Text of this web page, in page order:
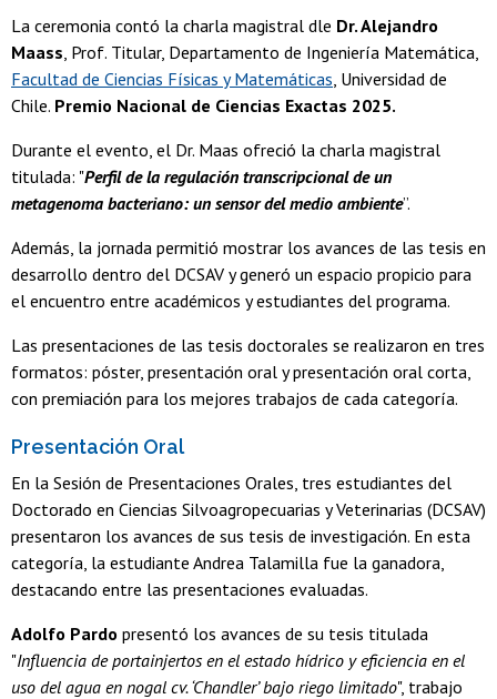
La ceremonia contó la charla magistral dle Dr. Alejandro
Maass, Prof. Titular, Departamento de Ingeniería Matemática,
Facultad de Ciencias Físicas y Matemáticas, Universidad de
Chile. Premio Nacional de Ciencias Exactas 2025.
Durante el evento, el Dr. Maas ofreció la charla magistral
titulada: "Perfil de la regulación transcripcional de un
metagenoma bacteriano: un sensor del medio ambiente”.
Además, la jornada permitió mostrar los avances de las tesis en
desarrollo dentro del DCSAV y generó un espacio propicio para
el encuentro entre académicos y estudiantes del programa.
Las presentaciones de las tesis doctorales se realizaron en tres
formatos: póster, presentación oral y presentación oral corta,
con premiación para los mejores trabajos de cada categoría.
Presentación Oral
En la Sesión de Presentaciones Orales, tres estudiantes del
Doctorado en Ciencias Silvoagropecuarias y Veterinarias (DCSAV)
presentaron los avances de sus tesis de investigación. En esta
categoría, la estudiante Andrea Talamilla fue la ganadora,
destacando entre las presentaciones evaluadas.
Adolfo Pardo presentó los avances de su tesis titulada
"Influencia de portainjertos en el estado hídrico y eficiencia en el
uso del agua en nogal cv. ‘Chandler’ bajo riego limitado", trabajo